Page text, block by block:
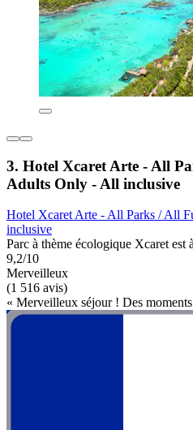
3. Hotel Xcaret Arte - All
Adults Only - All inclusive
Hotel Xcaret Arte - All Parks / All
inclusive
Parc à thème écologique Xcaret est
9,2/10
Merveilleux
(1 516 avis)
« Merveilleux séjour ! Des